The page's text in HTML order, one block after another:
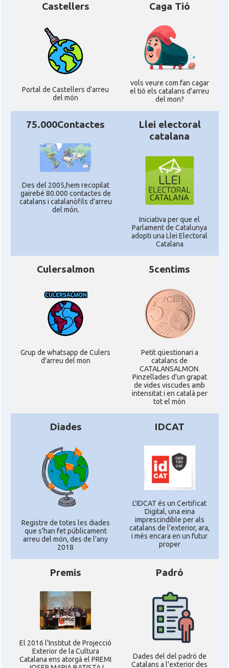
Castellers
Portal de Castellers d'arreu
del món
Caga Tió
vols veure com fan cagar
el tió els catalans d'arreu
del mon?
75.000Contactes
Des del 2005,hem recopilat
gairebé 80.000 contactes de
catalans i catalanòfils d'arreu
del món.
Llei electoral
catalana
Iniciativa per que el
Parlament de Catalunya
adopti una Llei Electoral
Catalana
Culersalmon
Grup de whatsapp de Culers
d'arreu del mon
5centims
Petit qüestionari a
catalans de
CATALANSALMON.
Pinzellades d'un grapat
de vides viscudes amb
intensitat i en català per
tot el món
Diades
Registre de totes les diades
que s'han fet públicament
arreu del món, des de l'any
2018
IDCAT
L'IDCAT és un Certificat
Digital, una eina
imprescindible per als
catalans de l'exterior, ara,
i més encara en un futur
proper
Premis
El 2016 l'Institut de Projecció
Exterior de la Cultura
Catalana ens atorgà el PREMI
Padró
Dades del del padró de
Catalans a l'exterior des